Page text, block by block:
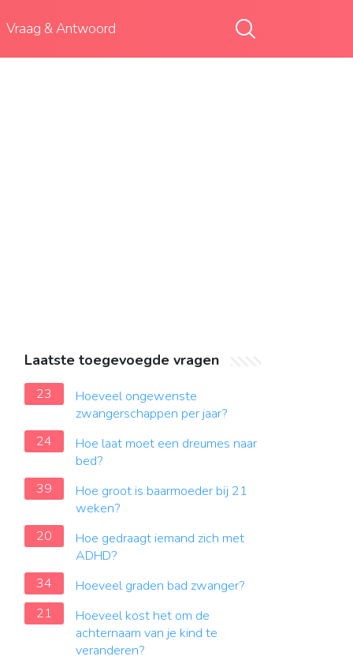
Vraag & Antwoord
Laatste toegevoegde vragen
23
Hoeveel ongewenste
zwangerschappen per jaar?
24
Hoe laat moet een dreumes naar
bed?
39
Hoe groot is baarmoeder bij 21
weken?
20
Hoe gedraagt iemand zich met
ADHD?
34
Hoeveel graden bad zwanger?
21
Hoeveel kost het om de
achternaam van je kind te
veranderen?